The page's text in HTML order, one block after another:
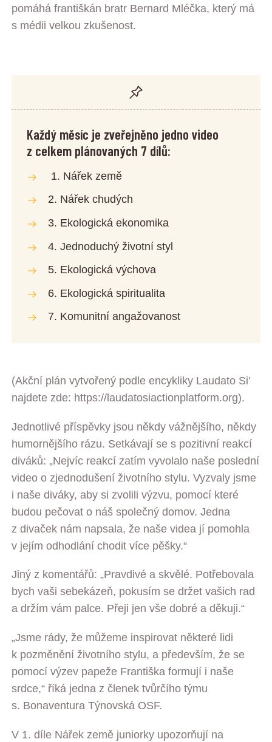
pomáhá františkán bratr Bernard Mléčka, který má
s médii velkou zkušenost.
Každý měsíc je zveřejněno jedno video
z celkem plánovaných 7 dílů:
1. Nářek země
2. Nářek chudých
3. Ekologická ekonomika
4. Jednoduchý životní styl
5. Ekologická výchova
6. Ekologická spiritualita
7. Komunitní angažovanost
(Akční plán vytvořený podle encykliky Laudato Si’
najdete zde: https://laudatosiactionplatform.org).
Jednotlivé příspěvky jsou někdy vážnějšího, někdy
humornějšího rázu. Setkávají se s pozitivní reakcí
diváků: „Nejvíc reakcí zatím vyvolalo naše poslední
video o zjednodušení životního stylu. Vyzvaly jsme
i naše diváky, aby si zvolili výzvu, pomocí které
budou pečovat o náš společný domov. Jedna
z divaček nám napsala, že naše videa jí pomohla
v jejím odhodlání chodit více pěšky.“
Jiný z komentářů: „Pravdivé a skvělé. Potřebovala
bych vaši sebekázeň, pokusím se držet vašich rad
a držím vám palce. Přeji jen vše dobré a děkuji.“
„Jsme rády, že můžeme inspirovat některé lidi
k pozměnění životního stylu, a především, že se
pomocí výzev papeže Františka formují i naše
srdce,“ říká jedna z členek tvůrčího týmu
s. Bonaventura Týnovská OSF.
V 1. díle Nářek země juniorky upozorňují na